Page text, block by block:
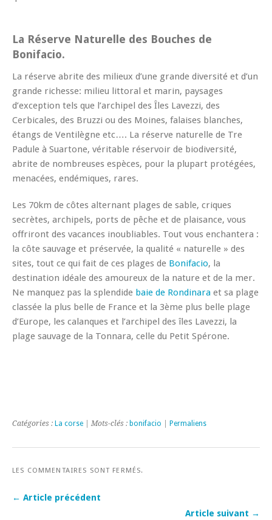
La Réserve Naturelle des Bouches de
Bonifacio.
La réserve abrite des milieux d’une grande diversité et d’un
grande richesse: milieu littoral et marin, paysages
d’exception tels que l’archipel des Îles Lavezzi, des
Cerbicales, des Bruzzi ou des Moines, falaises blanches,
étangs de Ventilègne etc…. La réserve naturelle de Tre
Padule à Suartone, véritable réservoir de biodiversité,
abrite de nombreuses espèces, pour la plupart protégées,
menacées, endémiques, rares.
Les 70km de côtes alternant plages de sable, criques
secrètes, archipels, ports de pêche et de plaisance, vous
offriront des vacances inoubliables. Tout vous enchantera :
la côte sauvage et préservée, la qualité « naturelle » des
sites, tout ce qui fait de ces plages de Bonifacio, la
destination idéale des amoureux de la nature et de la mer.
Ne manquez pas la splendide baie de Rondinara et sa plage
classée la plus belle de France et la 3ème plus belle plage
d’Europe, les calanques et l’archipel des îles Lavezzi, la
plage sauvage de la Tonnara, celle du Petit Spérone.
Catégories : La corse | Mots-clés : bonifacio Permaliens
LES COMMENTAIRES SONT FERMÉS.
← Article précédent
Article suivant →